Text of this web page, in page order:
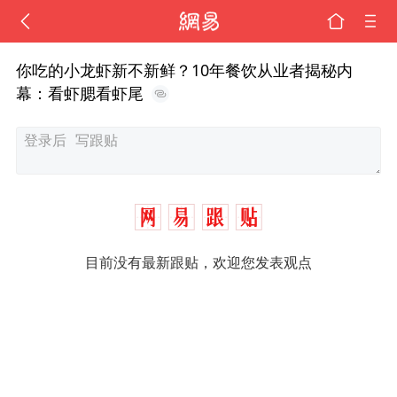
你吃的小龙虾新不新鲜？10年餐饮从业者揭秘内
幕：看虾腮看虾尾
目前没有最新跟贴，欢迎您发表观点